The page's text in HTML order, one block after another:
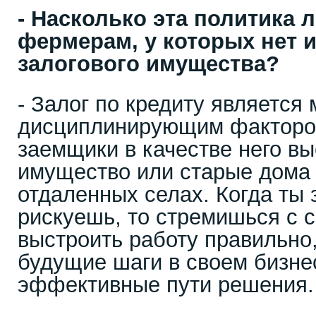
- Насколько эта политика
фермерам, у которых нет
залогового имущества?
- Залог по кредиту
дисциплинирующим
заемщики в качестве него
имущество или старые дома
отдаленных селах. Когда
рискуешь, то стремишься с
выстроить работу
будущие шаги в своем
эффективные пути решения.